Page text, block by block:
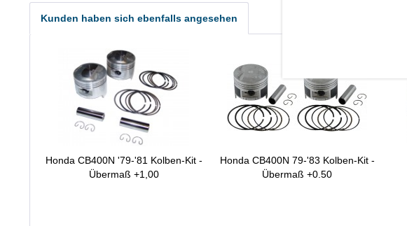
Kunden haben sich ebenfalls angesehen
Honda CB400N '79-'81 Kolben-Kit -
Übermaß +1,00
Honda CB400N 79-'83 Kolben-Kit -
Übermaß +0.50